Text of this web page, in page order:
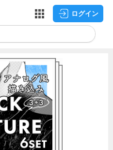
ログイン